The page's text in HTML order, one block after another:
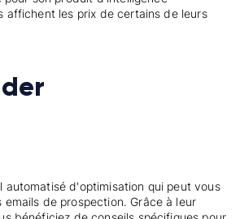
affichent les prix de certains de leurs
automatisé d'optimisation qui peut vous
emails de prospection. Grâce à leur